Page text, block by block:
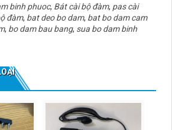
binh phuoc, Bát cài bộ đàm, pas cài
đàm, bat deo bo dam, bat bo dam cam
, bo dam bau bang, sua bo dam binh